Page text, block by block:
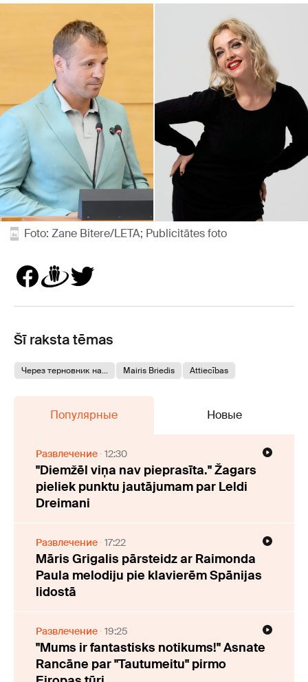
Foto: Zane Bitere/LETA; Publicitātes foto
Šī raksta tēmas
Через терновник на... Mairis Briedis Attiecības
Популярные Новые
Развлечение 12:30
"Diemžēl viņa nav pieprasīta." Žagars
pieliek punktu jautājumam par Leldi
Dreimani
Развлечение 17:22
Māris Grigalis pārsteidz ar Raimonda
Paula melodiju pie klavierēm Spānijas
lidostā
Развлечение 19:25
"Mums ir fantastisks notikums!" Asnate
Rancāne par "Tautumeitu" pirmo